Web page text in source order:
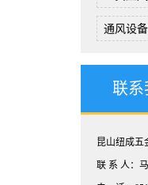
通风设
联系
昆山纽成五
联 系 人：